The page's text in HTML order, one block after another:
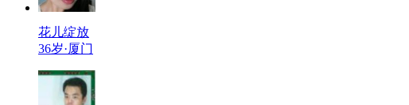
花儿绽放
36岁·厦门